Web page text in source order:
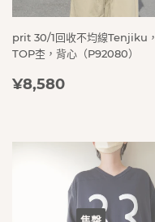
prit 30/1回收不均線Tenjiku，
TOP杢，背心（P92080）
定
¥8,580